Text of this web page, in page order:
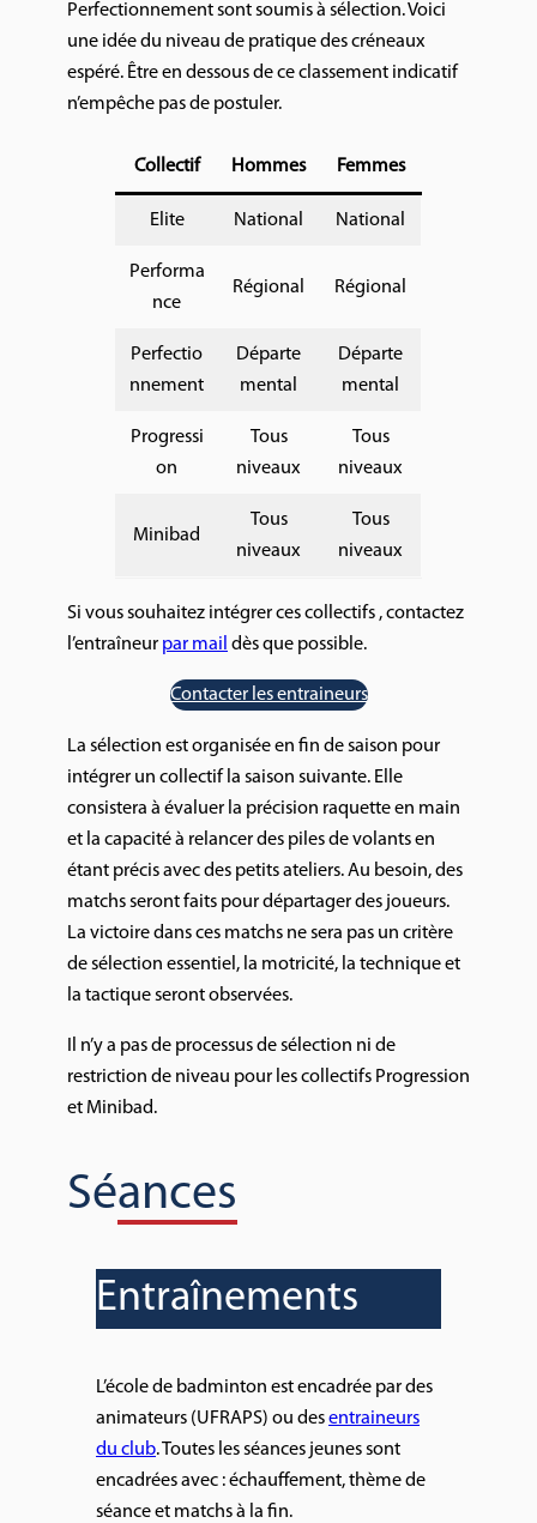
Perfectionnement sont soumis à sélection. Voici
une idée du niveau de pratique des créneaux
espéré. Être en dessous de ce classement indicatif
n’empêche pas de postuler.
Collectif Hommes Femmes
Elite National National
Performa
nce
Régional Régional
Perfectio
nnement
Départe
mental
Départe
mental
Progressi
on
Tous
niveaux
Tous
niveaux
Minibad
Tous
niveaux
Tous
niveaux
Si vous souhaitez intégrer ces collectifs , contactez
l’entraîneur par mail dès que possible.
Contacter les entraineurs
La sélection est organisée en fin de saison pour
intégrer un collectif la saison suivante. Elle
consistera à évaluer la précision raquette en main
et la capacité à relancer des piles de volants en
étant précis avec des petits ateliers. Au besoin, des
matchs seront faits pour départager des joueurs.
La victoire dans ces matchs ne sera pas un critère
de sélection essentiel, la motricité, la technique et
la tactique seront observées.
Il n’y a pas de processus de sélection ni de
restriction de niveau pour les collectifs Progression
et Minibad.
Séances
Entraînements
L’école de badminton est encadrée par des
animateurs (UFRAPS) ou desentraineurs
du club. Toutes les séances jeunes sont
encadrées avec : échauffement, thème de
séance et matchs à la fin.